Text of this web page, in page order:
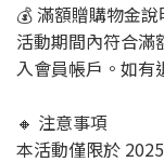
💰 滿額贈購物金說
活動期間內符合
入會員帳戶。如有
🔸 注意事項
本活動僅限於